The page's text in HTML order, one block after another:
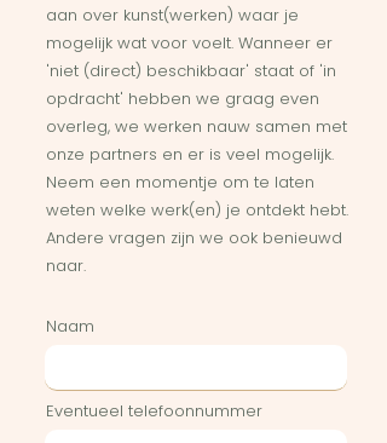
aan over kunst(werken) waar je
mogelijk wat voor voelt. Wanneer er
'niet (direct) beschikbaar' staat of 'in
opdracht' hebben we graag even
overleg, we werken nauw samen met
onze partners en er is veel mogelijk.
Neem een momentje om te laten
weten welke werk(en) je ontdekt hebt.
Andere vragen zijn we ook benieuwd
naar.
Naam
Eventueel telefoonnummer